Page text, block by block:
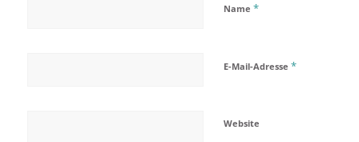
Name *
E-Mail-Adresse *
Website